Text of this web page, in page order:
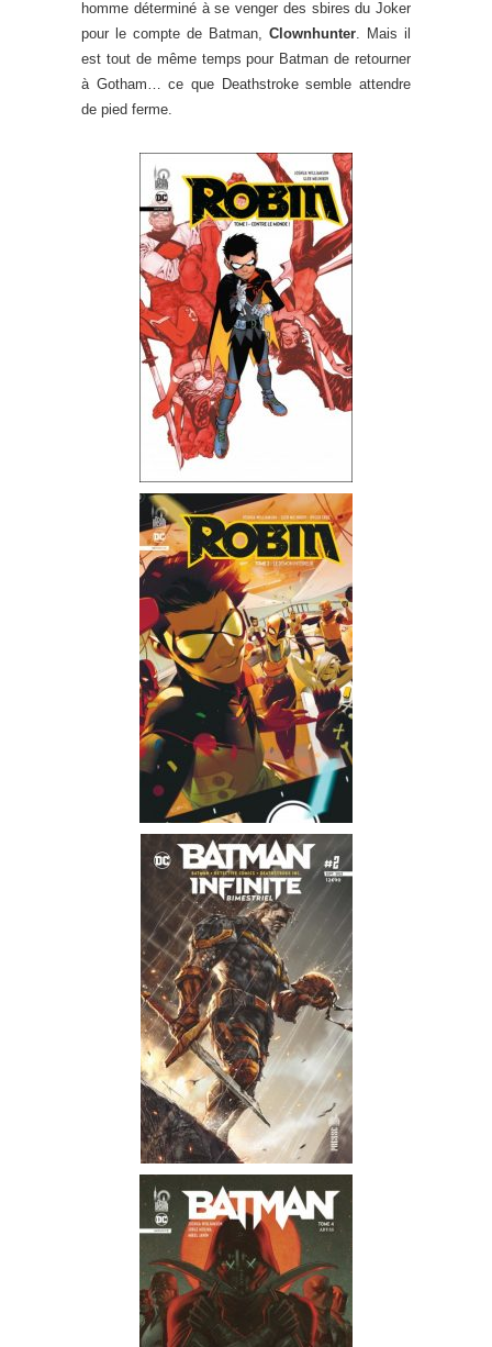
homme déterminé à se venger des sbires du Joker
pour le compte de Batman, Clownhunter. Mais il
est tout de même temps pour Batman de retourner
à Gotham… ce que Deathstroke semble attendre
de pied ferme.